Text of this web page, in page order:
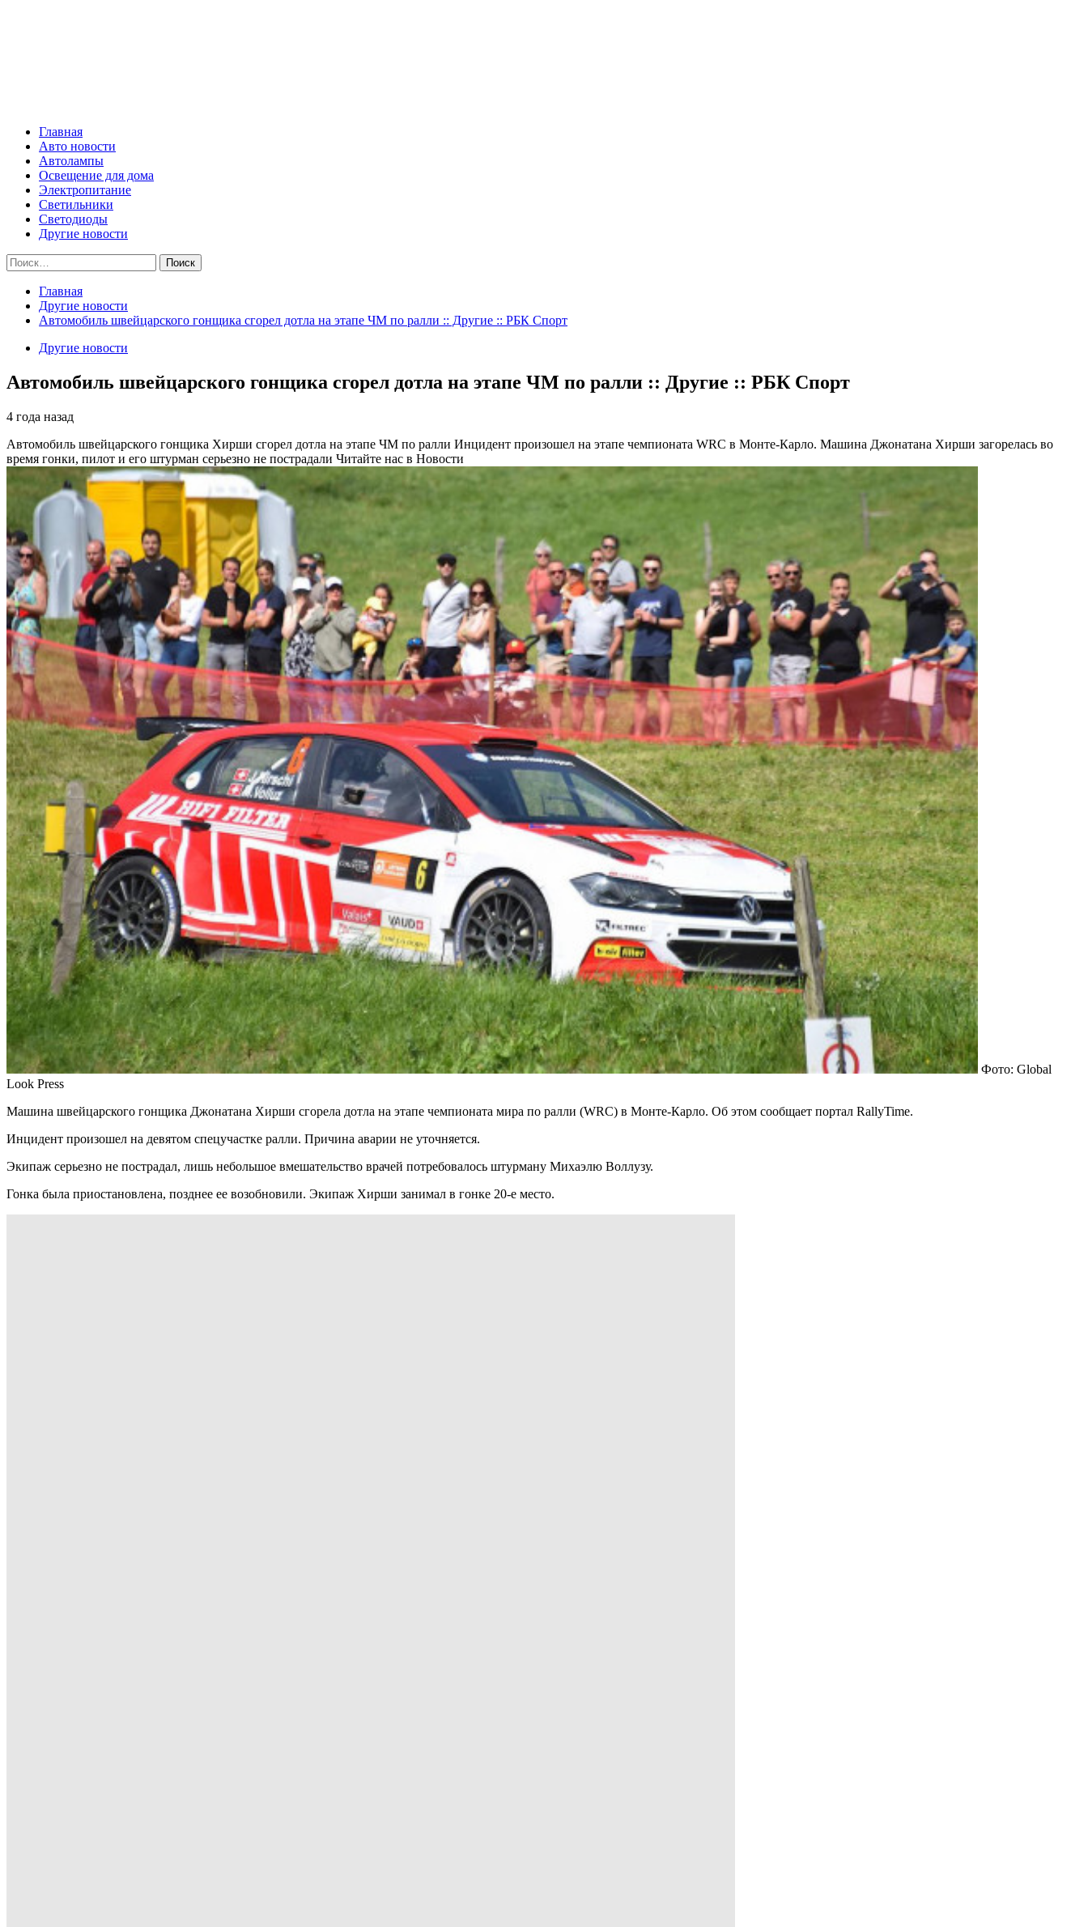
Главная
Авто новости
Автолампы
Освещение для дома
Электропитание
Светильники
Светодиоды
Другие новости
Найти:
Главная
Другие новости
Автомобиль швейцарского гонщика сгорел дотла на этапе ЧМ по ралли :: Другие :: РБК Спорт
Другие новости
Автомобиль швейцарского гонщика сгорел дотла на этапе ЧМ по ралли :: Другие :: РБК Спорт
4 года назад
Автомобиль швейцарского гонщика Хирши сгорел дотла на этапе ЧМ по ралли Инцидент произошел на этапе чемпионата WRC в Монте-Карло. Машина Джонатана Хирши загорелась во
время гонки, пилот и его штурман серьезно не пострадали Читайте нас в Новости
Фото: Global
Look Press
Машина швейцарского гонщика Джонатана Хирши сгорела дотла на этапе чемпионата мира по ралли (WRC) в Монте-Карло. Об этом сообщает портал RallyTime.
Инцидент произошел на девятом спецучастке ралли. Причина аварии не уточняется.
Экипаж серьезно не пострадал, лишь небольшое вмешательство врачей потребовалось штурману Михаэлю Воллузу.
Гонка была приостановлена, позднее ее возобновили. Экипаж Хирши занимал в гонке 20-е место.